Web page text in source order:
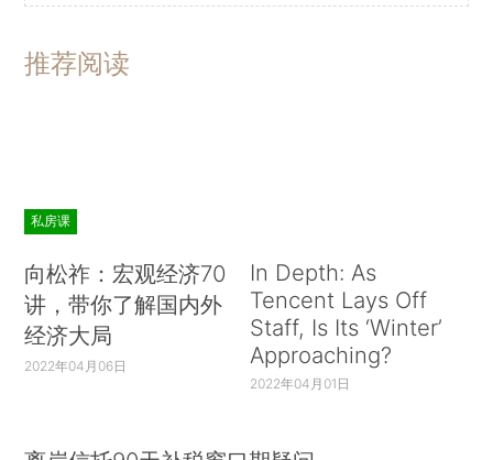
推荐阅读
私房课
向松祚：宏观经济70
讲，带你了解国内外
经济大局
2022年04月06日
In Depth: As
Tencent Lays Off
Staff, Is Its ‘Winter’
Approaching?
2022年04月01日